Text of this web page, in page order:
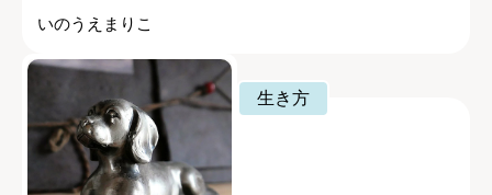
いのうえまりこ
生き方